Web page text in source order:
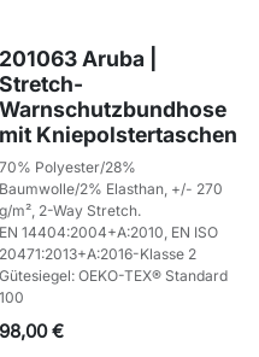
201063 Aruba |
Stretch-
Warnschutzbundhose
mit Kniepolstertaschen
70% Polyester/28%
Baumwolle/2% Elasthan, +/- 270
g/m², 2-Way Stretch.
EN 14404:2004+A:2010, EN ISO
20471:2013+A:2016-Klasse 2
Gütesiegel: OEKO-TEX® Standard
100
98,00€